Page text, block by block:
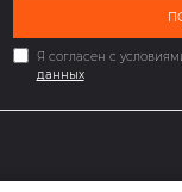
Я согласен с
данных